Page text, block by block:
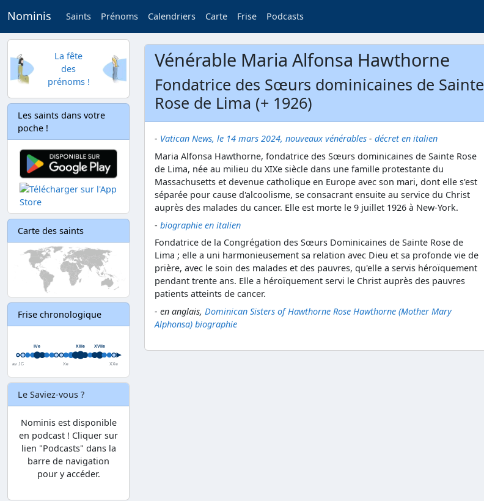
Nominis Saints Prénoms Calendriers Carte Frise Podcasts
La fête
des
prénoms !
Les saints dans votre
poche !
Carte des saints
Frise chronologique
Le Saviez-vous ?
Nominis est disponible
en podcast ! Cliquer sur
lien "Podcasts" dans la
barre de navigation
pour y accéder.
Vénérable Maria Alfonsa Hawthorne
Fondatrice des Sœurs dominicaines de Sainte
Rose de Lima (+ 1926)
- Vatican News, le 14 mars 2024, nouveaux vénérables - décret en italien
Maria Alfonsa Hawthorne, fondatrice des Sœurs dominicaines de Sainte Rose
de Lima, née au milieu du XIXe siècle dans une famille protestante du
Massachusetts et devenue catholique en Europe avec son mari, dont elle s'est
séparée pour cause d'alcoolisme, se consacrant ensuite au service du Christ
auprès des malades du cancer. Elle est morte le 9 juillet 1926 à New-York.
- biographie en italien
Fondatrice de la Congrégation des Sœurs Dominicaines de Sainte Rose de
Lima ; elle a uni harmonieusement sa relation avec Dieu et sa profonde vie de
prière, avec le soin des malades et des pauvres, qu'elle a servis héroïquement
pendant trente ans. Elle a héroïquement servi le Christ auprès des pauvres
patients atteints de cancer.
- en anglais, Dominican Sisters of Hawthorne Rose Hawthorne (Mother Mary
Alphonsa) biographie